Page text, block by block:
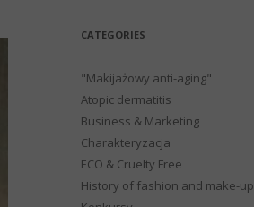
CATEGORIES
"Makijażowy anti-aging"
Atopic dermatitis
Business & Marketing
Charakteryzacja
ECO & Cruelty Free
History of fashion and make-up